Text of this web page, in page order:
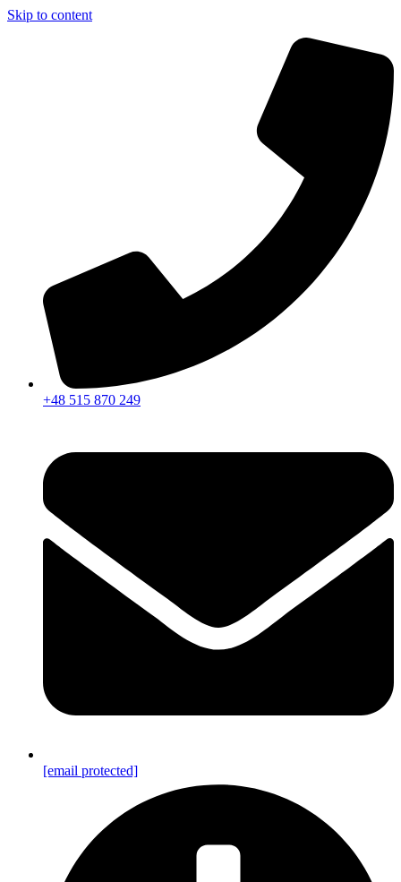
Skip to content
+48 515 870 249
[email protected]